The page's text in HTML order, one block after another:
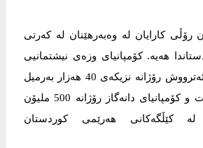
رۆڵی كارایان لە وەبەرهێنان لە کەرتی
هەیە. کۆمپانیای وزەی نیشتمانیی
ئیمارات لە کێلگەی ئەترووش رۆژانە نزیکەی 40 هەزار بەرمیل
نەوت بەرهەمد‌ەهێنێت و کۆمپانیای دانەگاز رۆژانە 500 ملیۆن
کێڵگەکانی هەرێمی کوردستان